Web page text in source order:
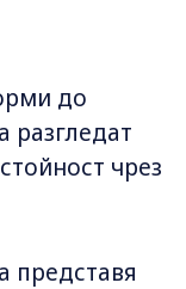
до
разгледат
чрез
представя